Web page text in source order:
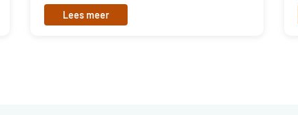
Lees meer